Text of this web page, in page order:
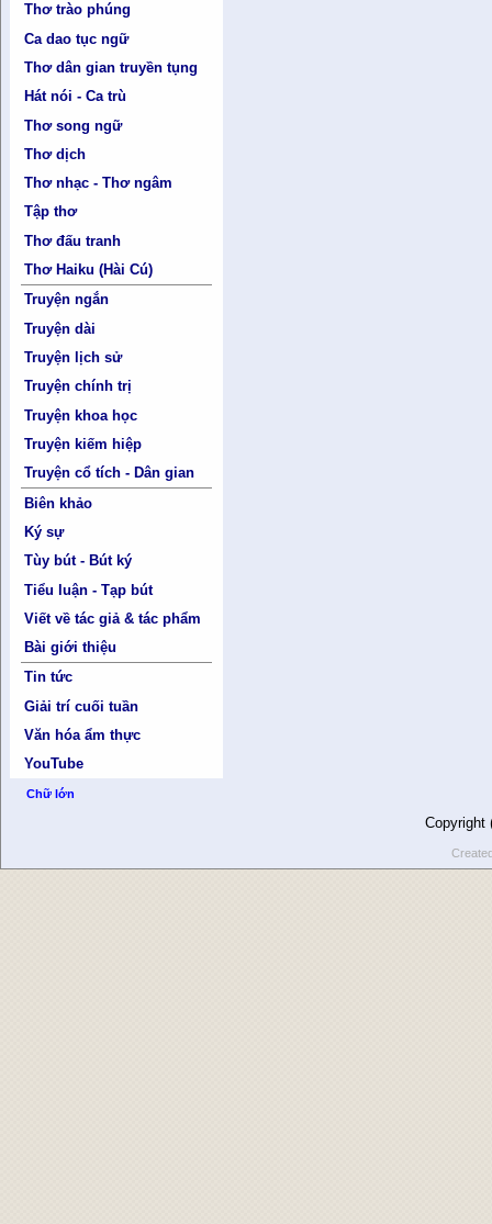
Thơ trào phúng
Ca dao tục ngữ
Thơ dân gian truyền tụng
Hát nói - Ca trù
Thơ song ngữ
Thơ dịch
Thơ nhạc - Thơ ngâm
Tập thơ
Thơ đấu tranh
Thơ Haiku (Hài Cú)
Truyện ngắn
Truyện dài
Truyện lịch sử
Truyện chính trị
Truyện khoa học
Truyện kiếm hiệp
Truyện cổ tích - Dân gian
Biên khảo
Ký sự
Tùy bút - Bút ký
Tiểu luận - Tạp bút
Viết về tác giả & tác phẩm
Bài giới thiệu
Tin tức
Giải trí cuối tuần
Văn hóa ẩm thực
YouTube
Chữ lớn
Copyright